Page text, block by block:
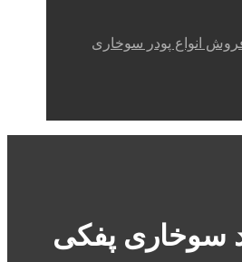
انواع پودر سوخاری
سوخاری پفکی